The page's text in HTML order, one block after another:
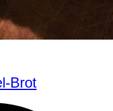
Brot